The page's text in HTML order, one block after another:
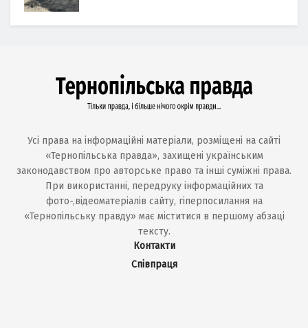
Усі права на інформаційні матеріали, розміщені на сайті
«Тернопільська правда», захищені українським
законодавством про авторське право та інші суміжні права.
При використанні, передруку інформаційних та
фото-,відеоматеріалів сайту, гіперпосилання на
«Тернопільську правду» має міститися в першому абзаці
тексту.
Контакти
Співпраця